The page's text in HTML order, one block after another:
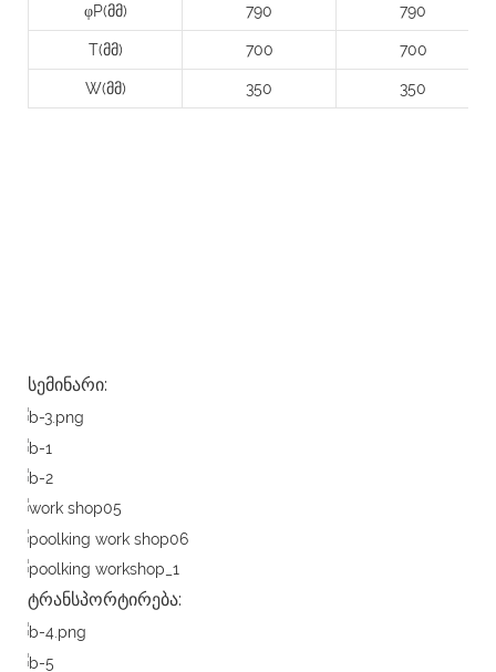
φP(მმ) 790 790
T(მმ) 700 700
W(მმ) 350 350
სემინარი:
ტრანსპორტირება: